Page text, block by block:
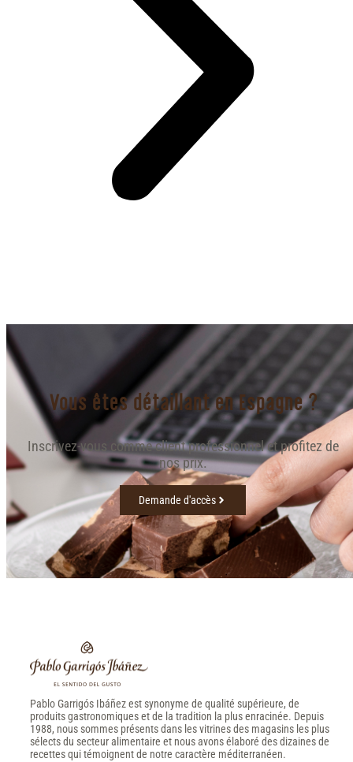
Vous êtes détaillant en Espagne ?
Inscrivez-vous comme client professionnel et profitez de
nos prix.
Demande d'accès
Pablo Garrigós Ibáñez est synonyme de qualité supérieure, de
produits gastronomiques et de la tradition la plus enracinée. Depuis
1988, nous sommes présents dans les vitrines des magasins les plus
sélects du secteur alimentaire et nous avons élaboré des dizaines de
recettes qui témoignent de notre caractère méditerranéen.